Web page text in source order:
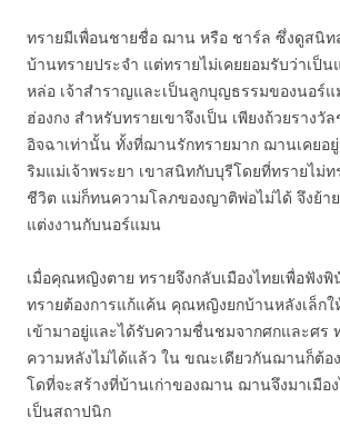
ทรายมีเพื่อนชายชื่อ ฌาน หรือ ชาร์ล ซึ่งดูสนิท
บ้านทรายประจำ แต่ทรายไม่เคยยอมรับว่าเป็
หล่อ เจ้าสำราญและเป็นลูกบุญธรรมของนอร์แ
ฮ่องกง สำหรับทรายเขาจึงเป็น เพียงถ้วยรางวั
อิจฉาเท่านั้น ทั้งที่ฌานรักทรายมาก ฌานเคยอยู่
ริมแม่เจ้าพระยา เขาสนิทกับบุรีโดยที่ทรายไม่ท
ชีวิต แม่ก็ทนความโลภของญาติพ่อไม่ได้ จึงย้า
แต่งงานกับนอร์แมน
เมื่อคุณหญิงตาย ทรายจึงกลับเมืองไทยเพื่อฟัง
ทรายต้องการแก้แค้น คุณหญิงยกบ้านหลังเล็กใ
เข้ามาอยู่และได้รับความชื่นชมจากศกและศร
ความหลังไม่ได้แล้ว ใน ขณะเดียวกันฌานก็ต้อ
โดที่จะสร้างที่บ้านเก่าของฌาน ฌานจึงมาเมือ
เป็นสถาปนิก